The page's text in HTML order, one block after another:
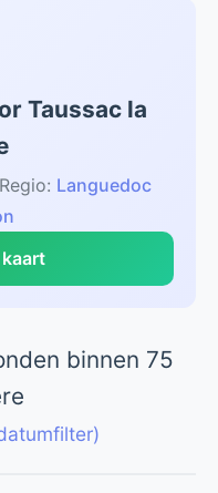
Taussac la
Languedoc
binnen 75